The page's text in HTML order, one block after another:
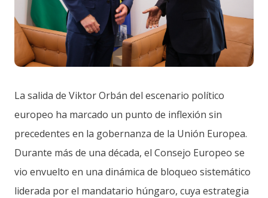
La salida de Viktor Orbán del escenario político
europeo ha marcado un punto de inflexión sin
precedentes en la gobernanza de la Unión Europea.
Durante más de una década, el Consejo Europeo se
vio envuelto en una dinámica de bloqueo sistemático
liderada por el mandatario húngaro, cuya estrategia